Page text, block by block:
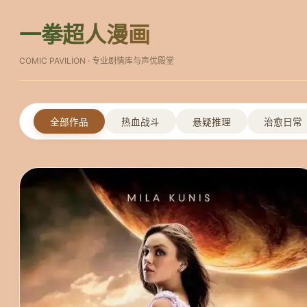
一拳超人漫画
COMIC PAVILION · 专业剧情库与声优殿堂
全部作品 热血战斗 悬疑推理 治愈日常